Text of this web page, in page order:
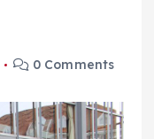
0 Comments